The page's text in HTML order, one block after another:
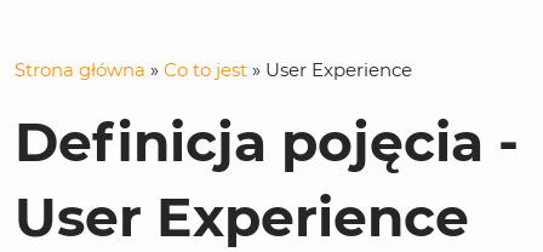
Strona główna » Co to jest » User Experience
Definicja pojęcia -
User Experience